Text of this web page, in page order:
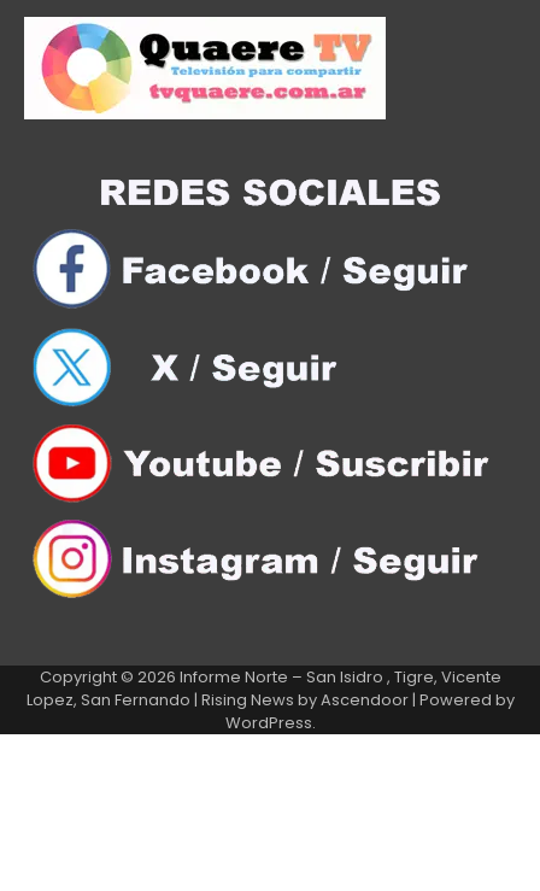
Copyright © 2026 Informe Norte – San Isidro , Tigre, Vicente
Lopez, San Fernando | Rising News byAscendoor| Powered by
WordPress.